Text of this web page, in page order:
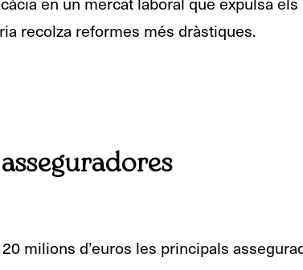
recolza reformes més dràstiques.
milions d’euros les principals